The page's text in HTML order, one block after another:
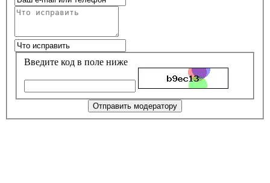
Введите код в поле ниже
Отправить модератору